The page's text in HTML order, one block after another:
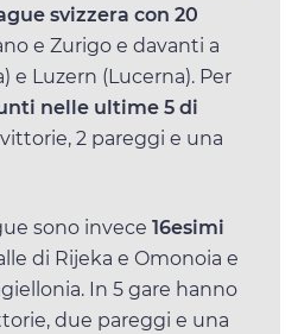
svizzera con 20
e Zurigo e davanti a
e Luzern (Lucerna). Per
nelle ultime 5 di
vittorie, 2 pareggi e una
sono invece 16esimi
di Rijeka e Omonoia e
In 5 gare hanno
due pareggi e una